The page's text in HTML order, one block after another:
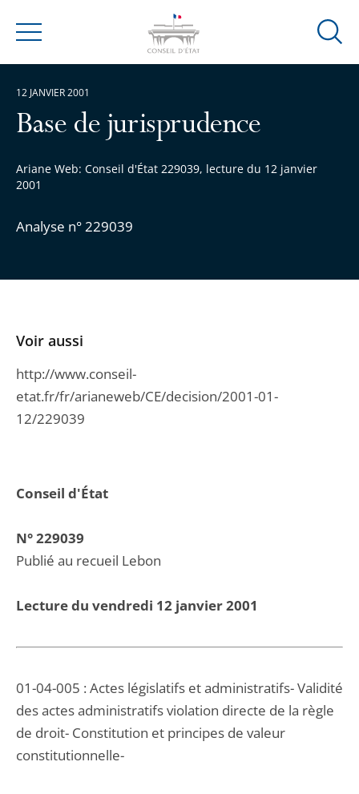
Menu
Ouvrir
Base de jurisprudence
Ariane Web: Conseil d'État 229039, lecture du 12 janvier
2001
Analyse n° 229039
12 JANVIER 2001
Conseil d'État
N° 229039
Publié au recueil Lebon
Lecture du vendredi 12 janvier 2001
01-04-005 : Actes législatifs et administratifs- Validité
des actes administratifs violation directe de la règle
de droit- Constitution et principes de valeur
constitutionnelle-
Voir aussi
http://www.conseil-
etat.fr/fr/arianeweb/CE/decision/2001-01-
12/229039